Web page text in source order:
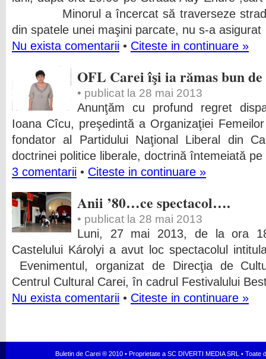
Minorul a încercat să traverseze strada
din spatele unei maşini parcate, nu s-a asigurat
Nu exista comentarii • Citeste in continuare »
OFL Carei îşi ia rămas bun
• publicat la 28 mai 2013
Anunţăm cu profund regret
Ioana Cîcu, preşedintă a Organizaţiei
fondator al Partidului Naţional Liberal din
doctrinei politice liberale, doctrină întemeiată
3 comentarii • Citeste in continuare »
Anii ’80…ce spectacol….
• publicat la 28 mai 2013
Luni, 27 mai 2013, de la ora
Castelului Károlyi a avut loc spectacolul
Evenimentul, organizat de Direcţia de
Centrul Cultural Carei, în cadrul Festivalului
Nu exista comentarii • Citeste in continuare »
Buletin de Carei ® 2010 • Proprietate a SC DIVERTI MEDIA SRL •